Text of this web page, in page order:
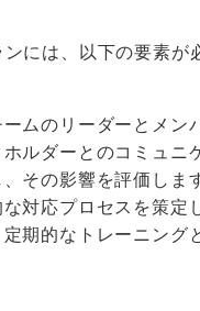
には、以下の要素が
ムのリーダーとメン
ルダーとのコミュニ
その影響を評価しま
対応プロセスを策定
期的なトレーニン